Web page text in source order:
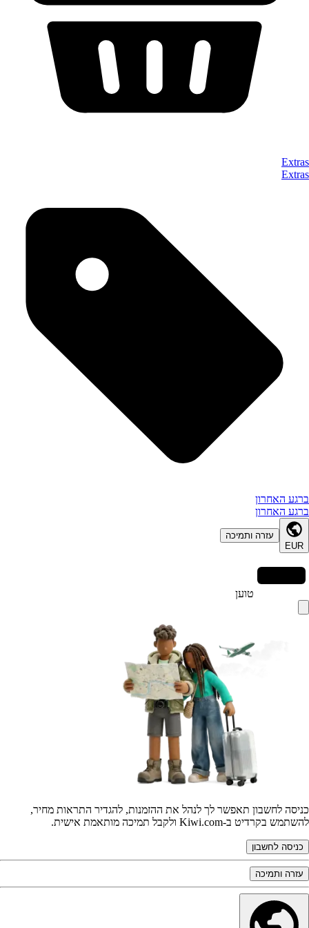
Extras
Extras
ברגע האחרון
ברגע האחרון
EUR
עזרה ותמיכה
טוען
כניסה לחשבון תאפשר לך לנהל את ההזמנות, להגדיר התראות מחיר,
להשתמש בקרדיט ב-Kiwi.com ולקבל תמיכה מותאמת אישית.
כניסה לחשבון
עזרה ותמיכה